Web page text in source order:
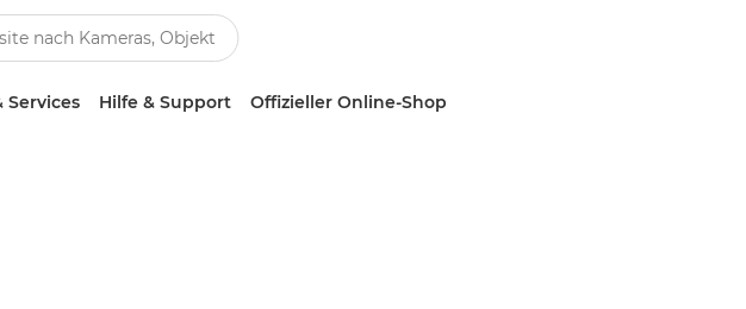
Services Hilfe & Support Offizieller Online-Shop